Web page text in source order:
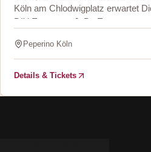
Köln am Chlodwigplatz erwartet
DIY Event von JuBo Events &
Peperino Köln
Details & Tickets